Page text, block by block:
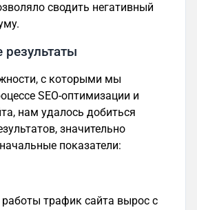
сводить негативный
результаты
с которыми мы
SEO-оптимизации и
нам удалось добиться
значительно
показатели:
трафик сайта вырос с